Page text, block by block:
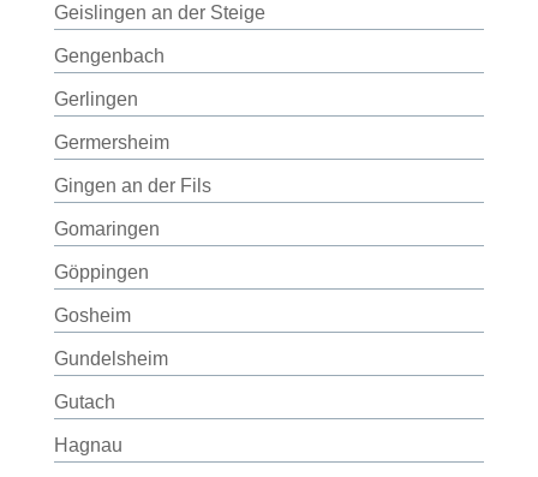
Geislingen an der Steige
Gengenbach
Gerlingen
Germersheim
Gingen an der Fils
Gomaringen
Göppingen
Gosheim
Gundelsheim
Gutach
Hagnau